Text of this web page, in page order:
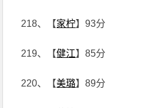
218、【家柠】93分
219、【健江】85分
220、【美璐】89分